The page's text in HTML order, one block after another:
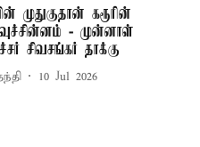
முதுகுதான் கரூரின்
- முன்னாள்
சிவசங்கர் தாக்கு
10 Jul 2026